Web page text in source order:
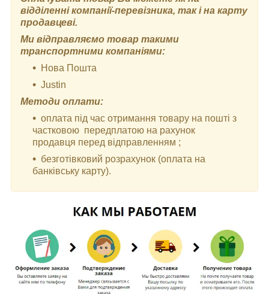
відділенні компанії-перевізника, так і на карту
продавцеві.
Ми відправляємо товар такими
транспортними компаніями:
Нова Пошта
Justin
Методи оплати:
оплата під час отримання товару на пошті з
частковою передплатою на рахунок
продавця перед відправленням ;
безготівковий розрахунок (оплата на
банківську карту).